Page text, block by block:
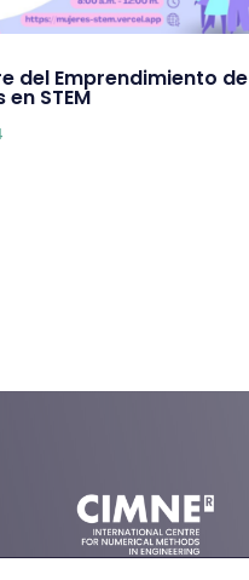
del Emprendimiento de
STEM